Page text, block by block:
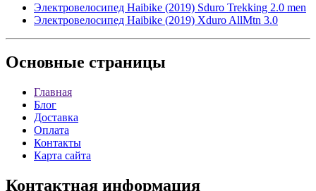
Электровелосипед Haibike (2019) Sduro Trekking 2.0 men
Электровелосипед Haibike (2019) Xduro AllMtn 3.0
Основные страницы
Главная
Блог
Доставка
Оплата
Контакты
Карта сайта
Контактная информация